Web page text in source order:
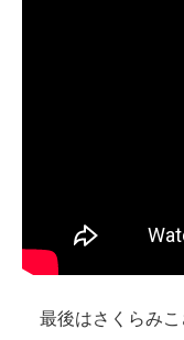
最後はさくらみこ